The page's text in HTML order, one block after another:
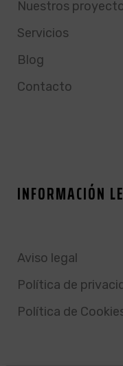
Nuestros
Servicios
Blog
Contacto
INFORMACIÓN
Aviso legal
Política de
Política de